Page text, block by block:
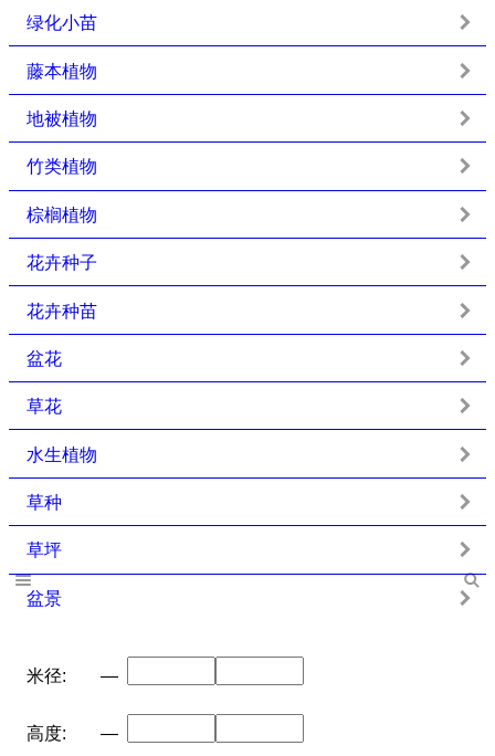
绿化小苗
藤本植物
地被植物
竹类植物
棕榈植物
花卉种子
花卉种苗
盆花
草花
水生植物
草种
草坪
盆景
米径: —
高度: —